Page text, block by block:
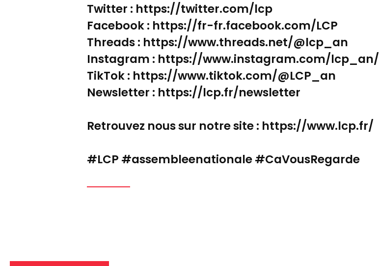
Twitter : https://twitter.com/lcp
Facebook : https://fr-fr.facebook.com/LCP
Threads : https://www.threads.net/@lcp_an
Instagram : https://www.instagram.com/lcp_an/
TikTok : https://www.tiktok.com/@LCP_an
Newsletter : https://lcp.fr/newsletter
Retrouvez nous sur notre site : https://www.lcp.fr/
#LCP #assembleenationale #CaVousRegarde